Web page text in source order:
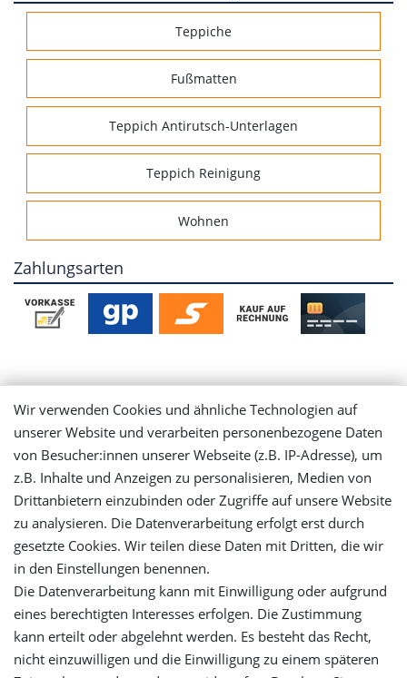
Teppiche
Fußmatten
Teppich Antirutsch-Unterlagen
Teppich Reinigung
Wohnen
Zahlungsarten
Mein Konto
Login
Registrieren
Versandinformationen
Let's stay connected
Wir verwenden Cookies und ähnliche Technologien auf
unserer Website und verarbeiten personenbezogene Daten
von Besucher:innen unserer Webseite (z.B. IP-Adresse), um
z.B. Inhalte und Anzeigen zu personalisieren, Medien von
Drittanbietern einzubinden oder Zugriffe auf unsere Website
zu analysieren. Die Datenverarbeitung erfolgt erst durch
gesetzte Cookies. Wir teilen diese Daten mit Dritten, die wir
in den Einstellungen benennen.
Die Datenverarbeitung kann mit Einwilligung oder aufgrund
eines berechtigten Interesses erfolgen. Die Zustimmung
kann erteilt oder abgelehnt werden. Es besteht das Recht,
nicht einzuwilligen und die Einwilligung zu einem späteren